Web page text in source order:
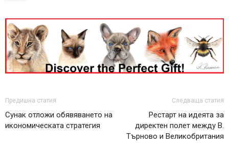
Предишна статия
Сунак отложи обявяването на
икономическата стратегия
Следваща статия
Рестарт на идеята за
директен полет между В.
Търново и Великобритания